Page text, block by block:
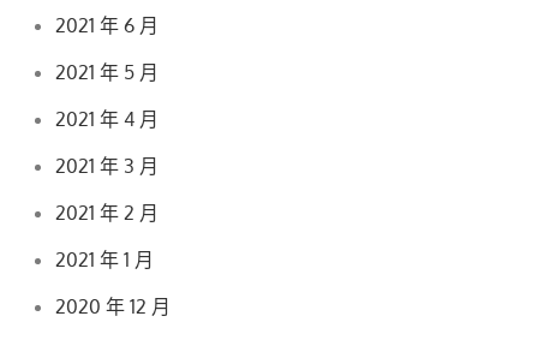
2021 年 6 月
2021 年 5 月
2021 年 4 月
2021 年 3 月
2021 年 2 月
2021 年 1 月
2020 年 12 月